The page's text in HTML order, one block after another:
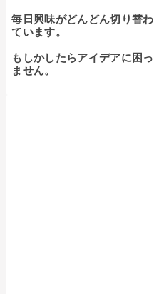
毎日興味がどんどん切り替
ています。
もしかしたらアイデアに困
ません。